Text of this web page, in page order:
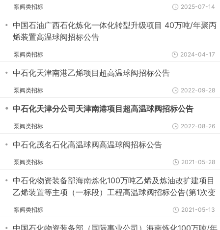
泵阀类招标 2025-07-14
・ 中国石油广西石化炼化一体化转型升级项目 40万吨/年聚丙
烯装置高温球阀招标公告
泵阀类招标 2024-04-17
・ 中石化天津南港乙烯项目超高温球阀招标公告
泵阀类招标 2022-09-28
・ 中石化天津分公司天津南港项目超高温球阀招标公告
泵阀类招标 2022-08-26
・ 中石化茂名石化高温球阀高温球阀招标公告
泵阀类招标 2021-05-28
・ 中石化物资装备部海南炼化100万吨乙烯及炼油改扩建项目
乙烯装置等主项（一标段）工程高温球阀招标公告(第1次变
泵阀类招标 2021-05-13